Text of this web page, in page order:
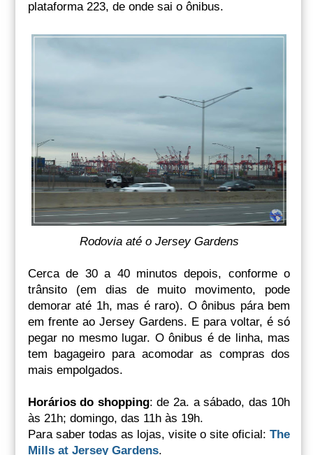
plataforma 223, de onde sai o ônibus.
Rodovia até o Jersey Gardens
Cerca de 30 a 40 minutos depois, conforme o
trânsito (em dias de muito movimento, pode
demorar até 1h, mas é raro). O ônibus pára bem
em frente ao Jersey Gardens. E para voltar, é só
pegar no mesmo lugar. O ônibus é de linha, mas
tem bagageiro para acomodar as compras dos
mais empolgados.
Horários do shopping: de 2a. a sábado, das 10h
às 21h; domingo, das 11h às 19h.
Para saber todas as lojas, visite o site oficial:The
Mills at Jersey Gardens.